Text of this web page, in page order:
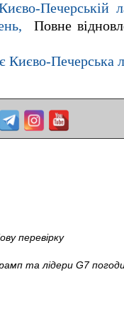
Печерській
, Повне
Києво-Печерська
перевірку
та лідери G7